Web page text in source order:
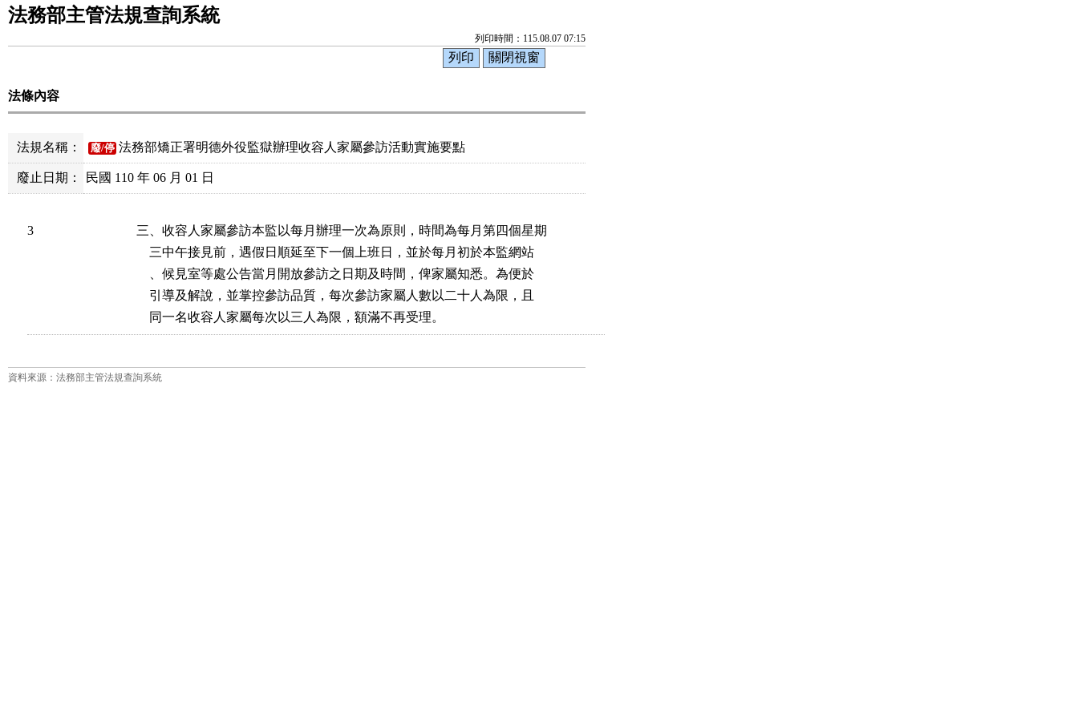
法務部主管法規查詢系統
列印時間：115.08.07 07:15
法條內容
法規名稱： 廢/停 法務部矯正署明德外役監獄辦理收容人家屬參訪活動實施要點
廢止日期： 民國 110 年 06 月 01 日
3
三、收容人家屬參訪本監以每月辦理一次為原則，時間為每月第四個星期
    三中午接見前，遇假日順延至下一個上班日，並於每月初於本監網站
    、候見室等處公告當月開放參訪之日期及時間，俾家屬知悉。為便於
    引導及解說，並掌控參訪品質，每次參訪家屬人數以二十人為限，且
    同一名收容人家屬每次以三人為限，額滿不再受理。
資料來源：法務部主管法規查詢系統